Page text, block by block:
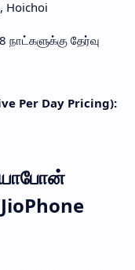
Hoichoi
தேர்வு
Per Day Pricing):